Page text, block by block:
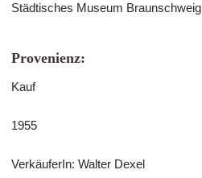
Städtisches Museum Braunschweig
Provenienz:
Kauf
1955
VerkäuferIn: Walter Dexel